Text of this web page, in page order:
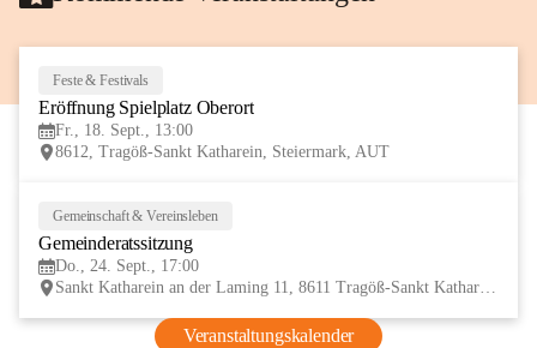
Feste & Festivals
Eröffnung Spielplatz Oberort
Fr., 18. Sept., 13:00
8612, Tragöß-Sankt Katharein, Steiermark, AUT
Gemeinschaft & Vereinsleben
Gemeinderatssitzung
Do., 24. Sept., 17:00
Sankt Katharein an der Laming 11, 8611 Tragöß-Sankt Katharein, AUT
Veranstaltungskalender